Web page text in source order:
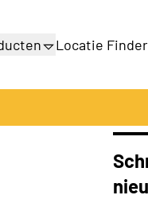
Locatie Finder